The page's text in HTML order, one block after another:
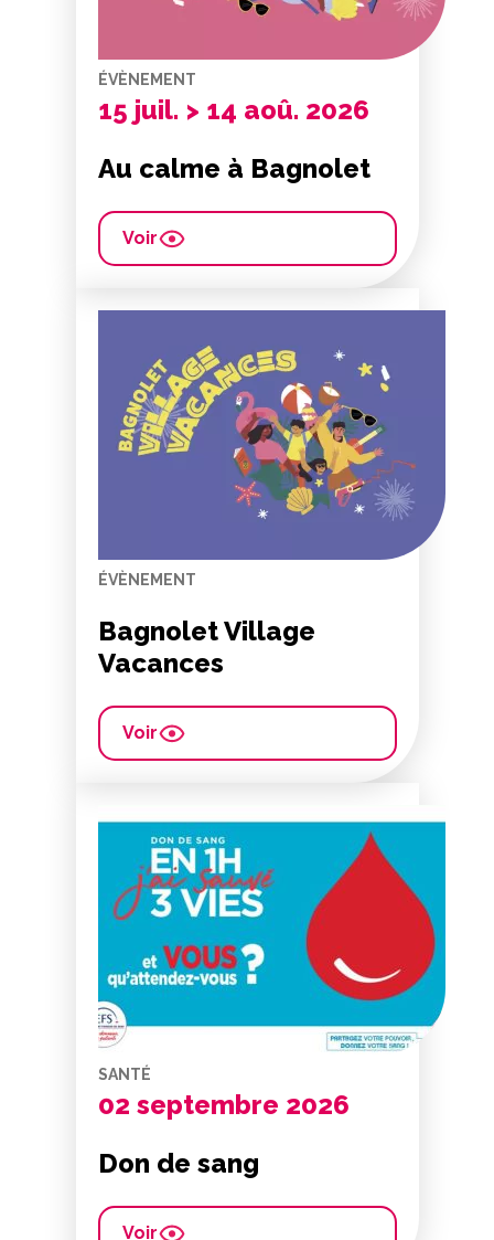
ÉVÈNEMENT
15 juil. > 14 aoû. 2026
Au calme à Bagnolet
Voir
ÉVÈNEMENT
Bagnolet Village
Vacances
Voir
SANTÉ
02 septembre 2026
Don de sang
Voir